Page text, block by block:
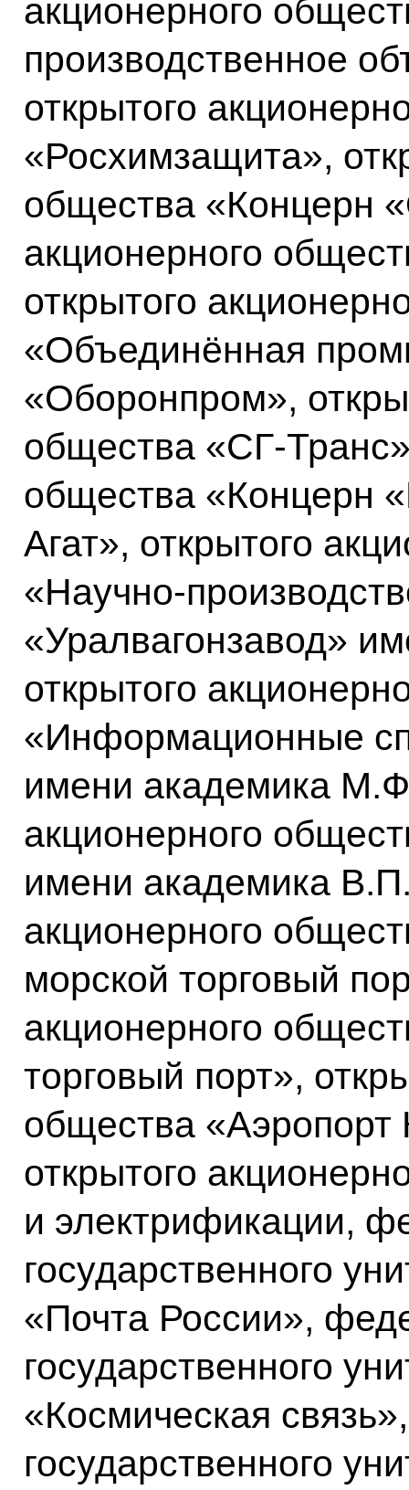
акционерного
производственное
открытого
«Росхимзащита»,
общества «Концерн
акционерного
открытого
«Объединённая
«Оборонпром»,
общества «СГ-
общества «Концерн
Агат», открытого
«Научно-
«Уралвагонзавод»
открытого
«Информационные
имени академика
акционерного
имени академика
акционерного
морской торговый
акционерного
торговый порт»,
общества «Аэропорт
открытого
и электрификации,
государственного
«Почта России»,
государственного
«Космическая
государственного